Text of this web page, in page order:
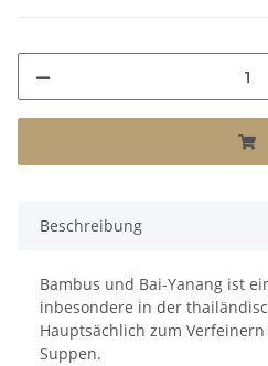
Beschreibung
Bambus und Bai-Yanang ist
inbesondere in der
Hauptsächlich zum
Suppen.